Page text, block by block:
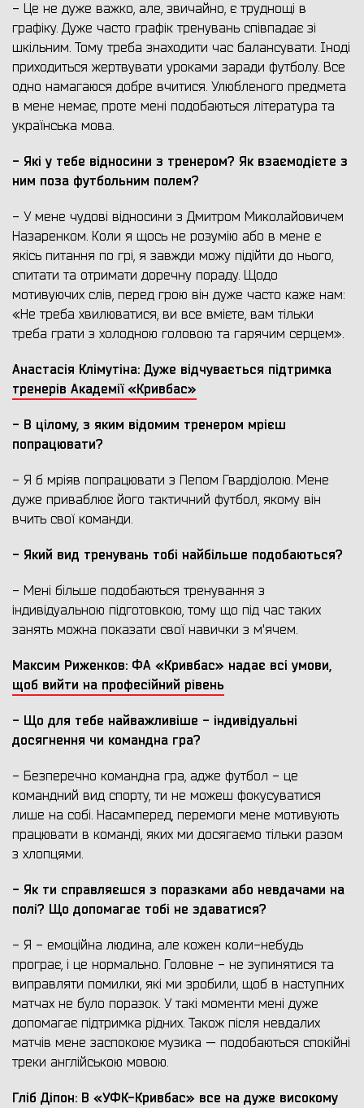
- Це не дуже важко, але, звичайно, є труднощі в
графіку. Дуже часто графік тренувань співпадає зі
шкільним. Тому треба знаходити час балансувати. Іноді
приходиться жертвувати уроками заради футболу. Все
одно намагаюся добре вчитися. Улюбленого предмета
в мене немає, проте мені подобаються література та
українська мова.
- Які у тебе відносини з тренером? Як взаємодієте з
ним поза футбольним полем?
- У мене чудові відносини з Дмитром Миколайовичем
Назаренком. Коли я щось не розумію або в мене є
якісь питання по грі, я завжди можу підійти до нього,
спитати та отримати доречну пораду. Щодо
мотивуючих слів, перед грою він дуже часто каже нам:
«Не треба хвилюватися, ви все вмієте, вам тільки
треба грати з холодною головою та гарячим серцем».
Анастасія Клімутіна: Дуже відчувається підтримка
тренерів Академії «Кривбас»
- В цілому, з яким відомим тренером мрієш
попрацювати?
- Я б мріяв попрацювати з Пепом Гвардіолою. Мене
дуже приваблює його тактичний футбол, якому він
вчить свої команди.
- Який вид тренувань тобі найбільше подобаються?
- Мені більше подобаються тренування з
індивідуальною підготовкою, тому що під час таких
занять можна показати свої навички з м'ячем.
Максим Риженков: ФА «Кривбас» надає всі умови,
щоб вийти на професійний рівень
- Що для тебе найважливіше - індивідуальні
досягнення чи командна гра?
- Безперечно командна гра, адже футбол - це
командний вид спорту, ти не можеш фокусуватися
лише на собі. Насамперед, перемоги мене мотивують
працювати в команді, яких ми досягаємо тільки разом
з хлопцями.
- Як ти справляєшся з поразками або невдачами на
полі? Що допомагає тобі не здаватися?
- Я - емоційна людина, але кожен коли-небудь
програє, і це нормально. Головне - не зупинятися та
виправляти помилки, які ми зробили, щоб в наступних
матчах не було поразок. У такі моменти мені дуже
допомагає підтримка рідних. Також після невдалих
матчів мене заспокоює музика — подобаються спокійні
треки англійською мовою.
Гліб Діпон: В «УФК-Кривбас» все на дуже високому